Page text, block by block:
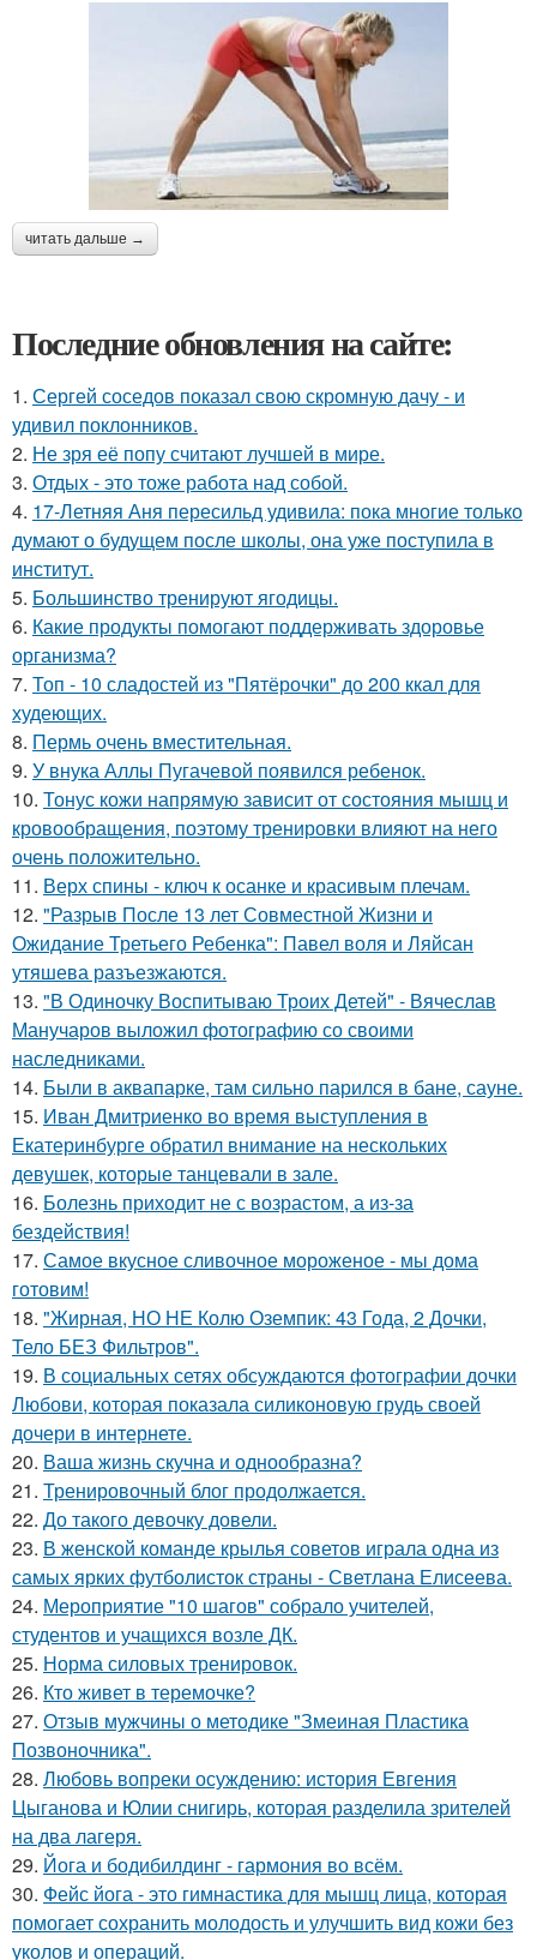
читать дальше →
Последние обновления на сайте:
1. Сергей соседов показал свою скромную дачу - и
удивил поклонников.
2. Не зря её попу считают лучшей в мире.
3. Отдых - это тоже работа над собой.
4. 17-Летняя Аня пересильд удивила: пока многие только
думают о будущем после школы, она уже поступила в
институт.
5. Большинство тренируют ягодицы.
6. Какие продукты помогают поддерживать здоровье
организма?
7. Топ - 10 сладостей из "Пятёрочки" до 200 ккал для
худеющих.
8. Пермь очень вместительная.
9. У внука Аллы Пугачевой появился ребенок.
10. Тонус кожи напрямую зависит от состояния мышц и
кровообращения, поэтому тренировки влияют на него
очень положительно.
11. Верх спины - ключ к осанке и красивым плечам.
12. "Разрыв После 13 лет Совместной Жизни и
Ожидание Третьего Ребенка": Павел воля и Ляйсан
утяшева разъезжаются.
13. "В Одиночку Воспитываю Троих Детей" - Вячеслав
Манучаров выложил фотографию со своими
наследниками.
14. Были в аквапарке, там сильно парился в бане, сауне.
15. Иван Дмитриенко во время выступления в
Екатеринбурге обратил внимание на нескольких
девушек, которые танцевали в зале.
16. Болезнь приходит не с возрастом, а из-за
бездействия!
17. Самое вкусное сливочное мороженое - мы дома
готовим!
18. "Жирная, НО НЕ Колю Оземпик: 43 Года, 2 Дочки,
Тело БЕЗ Фильтров".
19. В социальных сетях обсуждаются фотографии дочки
Любови, которая показала силиконовую грудь своей
дочери в интернете.
20. Ваша жизнь скучна и однообразна?
21. Тренировочный блог продолжается.
22. До такого девочку довели.
23. В женской команде крылья советов играла одна из
самых ярких футболисток страны - Светлана Елисеева.
24. Мероприятие "10 шагов" собрало учителей,
студентов и учащихся возле ДК.
25. Норма силовых тренировок.
26. Кто живет в теремочке?
27. Отзыв мужчины о методике "Змеиная Пластика
Позвоночника".
28. Любовь вопреки осуждению: история Евгения
Цыганова и Юлии снигирь, которая разделила зрителей
на два лагеря.
29. Йога и бодибилдинг - гармония во всём.
30. Фейс йога - это гимнастика для мышц лица, которая
помогает сохранить молодость и улучшить вид кожи без
уколов и операций.